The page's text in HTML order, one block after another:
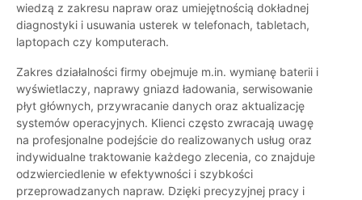
wiedzą z zakresu napraw oraz umiejętnością dokładnej
diagnostyki i usuwania usterek w telefonach, tabletach,
laptopach czy komputerach.
Zakres działalności firmy obejmuje m.in. wymianę baterii i
wyświetlaczy, naprawy gniazd ładowania, serwisowanie
płyt głównych, przywracanie danych oraz aktualizację
systemów operacyjnych. Klienci często zwracają uwagę
na profesjonalne podejście do realizowanych usług oraz
indywidualne traktowanie każdego zlecenia, co znajduje
odzwierciedlenie w efektywności i szybkości
przeprowadzanych napraw. Dzięki precyzyjnej pracy i